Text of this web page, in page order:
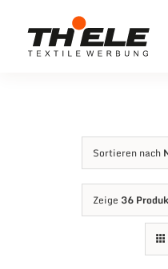
Inhalt
Service & Info
Sortieren nach
Zeige 36